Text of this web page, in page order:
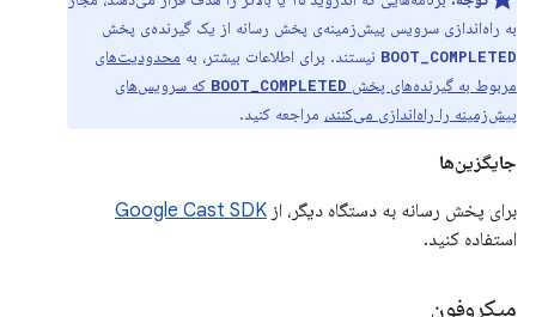
به راه‌اندازی سرویس پیش‌زمینه‌ی پخش رسانه از یک گیرنده‌ی پخش
BOOT_COMPLETED نیستند. برای اطلاعات بیشتر، به محدودیت‌های
مربوط به گیرنده‌های پخش BOOT_COMPLETED که سرویس‌های
پیش‌زمینه را راه‌اندازی می‌کنند، مراجعه کنید.
جایگزین‌ها
برای پخش رسانه به دستگاه دیگر، از Google Cast SDK
استفاده کنید.
میکروفون